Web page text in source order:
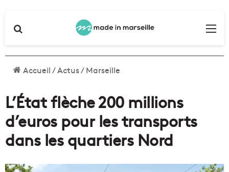
Accueil/Actus/Marseille
L’État flèche 200 millions
d’euros pour les transports
dans les quartiers Nord